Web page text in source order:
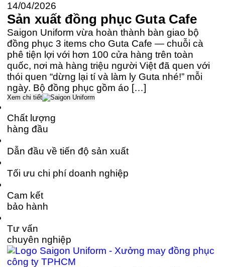
14/04/2026
Sản xuất đồng phục Guta Cafe
Saigon Uniform vừa hoàn thành bàn giao bộ
đồng phục 3 items cho Guta Cafe — chuỗi cà
phê tiện lợi với hơn 100 cửa hàng trên toàn
quốc, nơi mà hàng triệu người Việt đã quen với
thói quen “dừng lại tí và làm ly Guta nhé!” mỗi
ngày. Bộ đồng phục gồm áo […]
Xem chi tiết
Chất lượng
hàng đầu
Dẫn đầu về tiến độ sản xuất
Tối ưu chi phí doanh nghiệp
Cam kết
bảo hành
Tư vấn
chuyên nghiệp